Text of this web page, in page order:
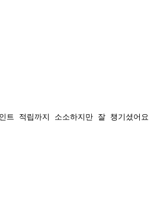
트 적립까지 소소하지만 잘 챙기셨어요